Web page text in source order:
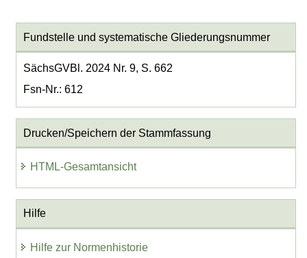
Fundstelle und systematische Gliederungsnummer
SächsGVBl. 2024 Nr. 9, S. 662
Fsn-Nr.: 612
Drucken/Speichern der Stammfassung
HTML-Gesamtansicht
Hilfe
Hilfe zur Normenhistorie